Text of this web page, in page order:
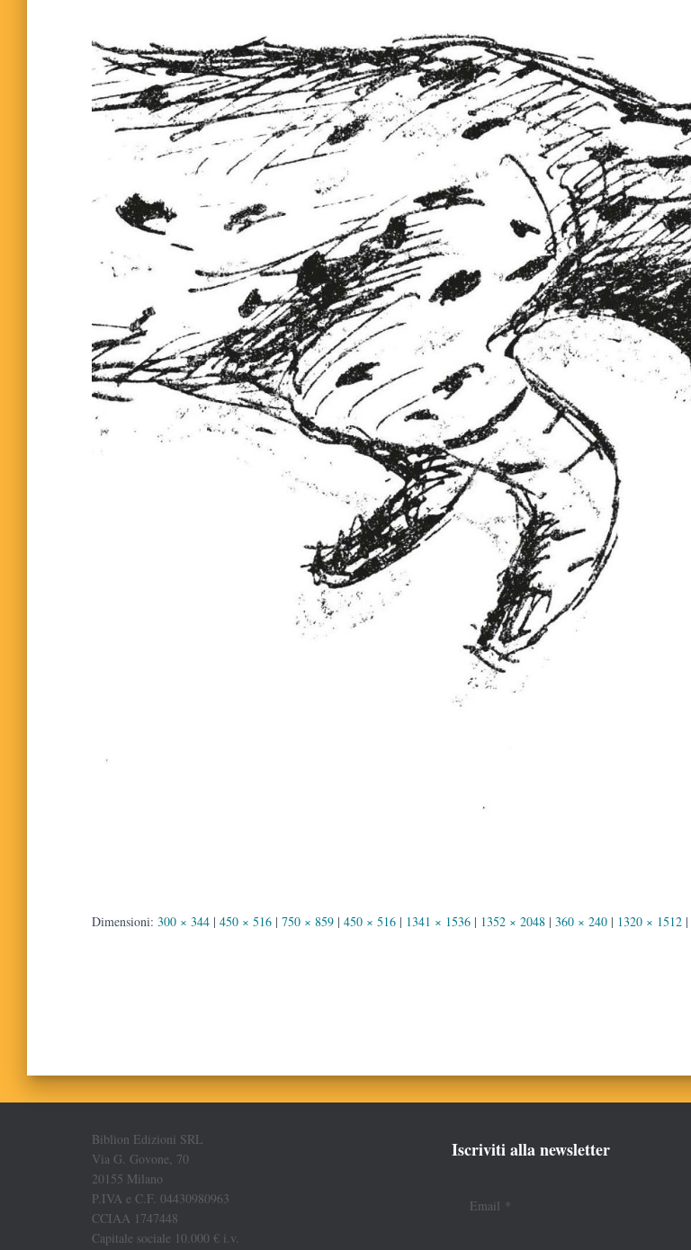
Dimensioni: 300 × 344 | 450 × 516 | 750 × 859 | 450 × 516 | 1341 × 1536 | 1352 × 2048 | 360 × 240 | 1320 × 1512 |
Biblion Edizioni SRL
Via G. Govone, 70
20155 Milano
P.IVA e C.F. 04430980963
CCIAA 1747448
Capitale sociale 10.000 € i.v.
Iscriviti alla newsletter
Email *